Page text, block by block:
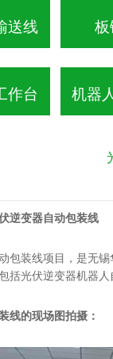
送线 板
作台 机器
逆变器自动包装线
包装线项目，是无
括光伏逆变器机器
线的现场图拍摄：